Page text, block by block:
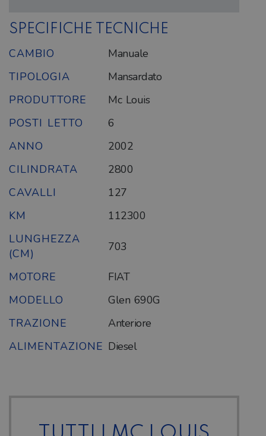
SPECIFICHE TECNICHE
CAMBIO
Manuale
TIPOLOGIA
Mansardato
PRODUTTORE
Mc Louis
POSTI LETTO
6
ANNO
2002
CILINDRATA
2800
CAVALLI
127
KM
112300
LUNGHEZZA
(CM)
703
MOTORE
FIAT
MODELLO
Glen 690G
TRAZIONE
Anteriore
ALIMENTAZIONE Diesel